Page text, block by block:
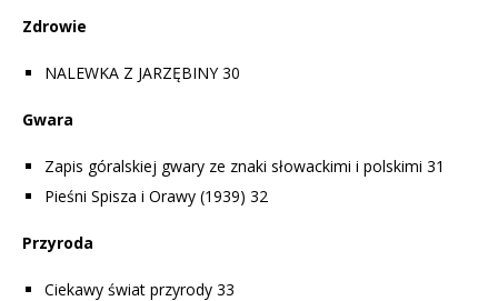
Zdrowie
NALEWKA Z JARZĘBINY 30
Gwara
Zapis góralskiej gwary ze znaki słowackimi i polskimi 31
Pieśni Spisza i Orawy (1939) 32
Przyroda
Ciekawy świat przyrody 33